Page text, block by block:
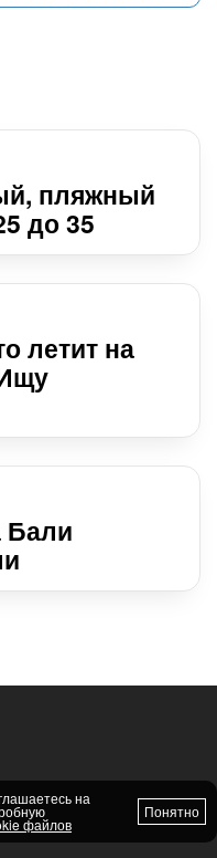
пляжный
до 35
летит на
Бали
на
файлов
Понятно